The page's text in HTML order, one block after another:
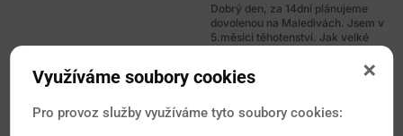
Dobrý den, za 14dní plánujeme
dovolenou na Maledivách. Jsem v
5.měsíci těhotenství. Jak velké
Dobrý den, horečka Zika se v
současné době na Maledivách
Využíváme soubory cookies
Pro provoz služby využíváme tyto soubory cookies: